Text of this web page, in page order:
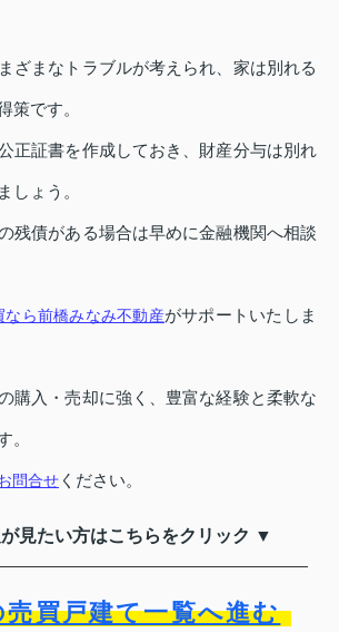
ざまなトラブルが考えられ、家は別れる
策です。
正証書を作成しておき、財産分与は別れ
しょう。
残債がある場合は早めに金融機関へ相談
ら前橋みなみ不動産がサポートいたしま
購入・売却に強く、豊富な経験と柔軟な
。
問合せ ください。
見たい方はこちらをクリック ▼
売買戸建て一覧へ進む